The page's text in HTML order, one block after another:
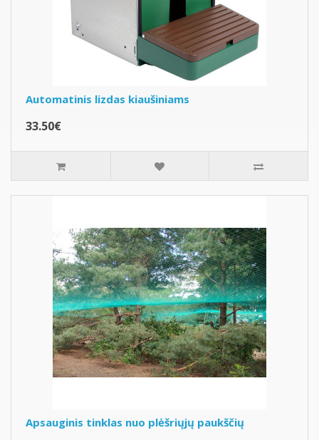
Automatinis lizdas kiaušiniams
33.50€
Apsauginis tinklas nuo plėšriųjų paukščių